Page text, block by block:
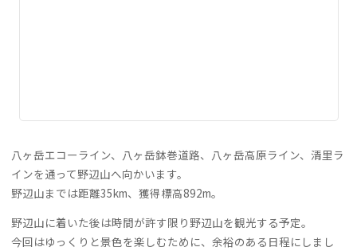
八ヶ岳エコーライン、八ヶ岳鉢巻道路、八ヶ岳高原ライン、清里ラ
インを通って野辺山へ向かいます。
野辺山までは距離35km、獲得標高892m。
野辺山に着いた後は時間が許す限り野辺山を観光する予定。
今回はゆっくりと景色を楽しむために、余裕のある日程にしまし